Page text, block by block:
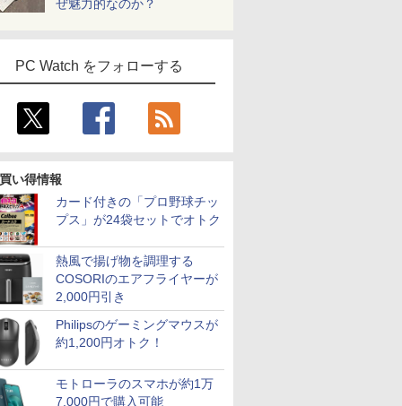
ぜ魅力的なのか？
PC Watch をフォローする
い得情報
カード付きの「プロ野球チッ
プス」が24袋セットでオトク
熱風で揚げ物を調理する
COSORIのエアフライヤーが
2,000円引き
Philipsのゲーミングマウスが
約1,200円オトク！
モトローラのスマホが約1万
7,000円で購入可能